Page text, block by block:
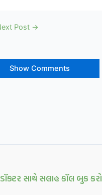
Post →
Show Comments
સાથે સલાહ કૉલ બુક કરો